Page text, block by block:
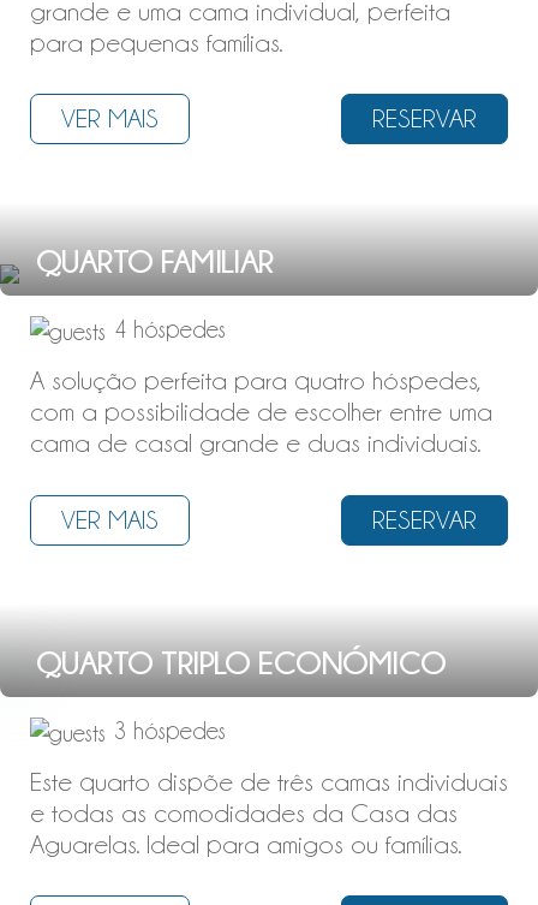
grande e uma cama individual, perfeita
para pequenas famílias.
VER MAIS RESERVAR
QUARTO FAMILIAR
4 hóspedes
A solução perfeita para quatro hóspedes,
com a possibilidade de escolher entre uma
cama de casal grande e duas individuais.
VER MAIS RESERVAR
QUARTO TRIPLO ECONÓMICO
3 hóspedes
Este quarto dispõe de três camas individuais
e todas as comodidades da Casa das
Aguarelas. Ideal para amigos ou famílias.